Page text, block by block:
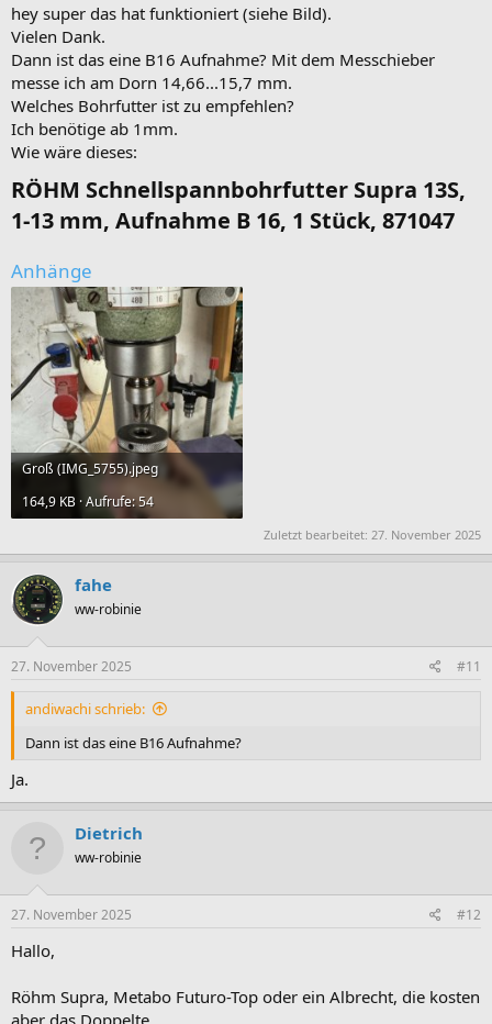
hey super das hat funktioniert (siehe Bild).
Vielen Dank.
Dann ist das eine B16 Aufnahme? Mit dem Messchieber
messe ich am Dorn 14,66...15,7 mm.
Welches Bohrfutter ist zu empfehlen?
Ich benötige ab 1mm.
Wie wäre dieses:
RÖHM Schnellspannbohrfutter Supra 13S,
1-13 mm, Aufnahme B 16, 1 Stück, 871047​
Anhänge
Groß (IMG_5755).jpeg
164,9 KB · Aufrufe: 54
Zuletzt bearbeitet: 27. November 2025
fahe
ww-robinie
27. November 2025 #11
andiwachi schrieb:
Dann ist das eine B16 Aufnahme?
Ja.
Dietrich
ww-robinie
27. November 2025 #12
Hallo,
Röhm Supra, Metabo Futuro-Top oder ein Albrecht, die kosten
aber das Doppelte.